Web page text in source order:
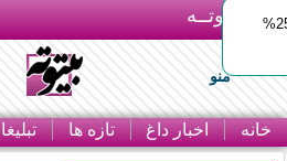
بـیتوتــه
منو
خانه اخبار داغ تازه ها
ایمپلنت اقساطی با ضمانت مادام‌العمر+ 25%